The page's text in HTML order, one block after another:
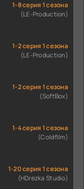
1-8 серия 1 сезона
(LE-Production)
1-2 серия 1 сезона
(LE-Production)
1-2 серия 1 сезона
(SoftBox)
1-4 серия 1 сезона
(Coldfilm)
1-20 серия 1 сезона
(HDrezka Studio)